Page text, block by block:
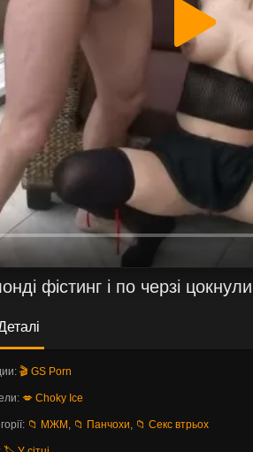
фістинг і по черзі
🎬 GS Porn
💋 Choky Ice
📁 МЖМ , 📁 Панчохи, 📁 Секс втрьох